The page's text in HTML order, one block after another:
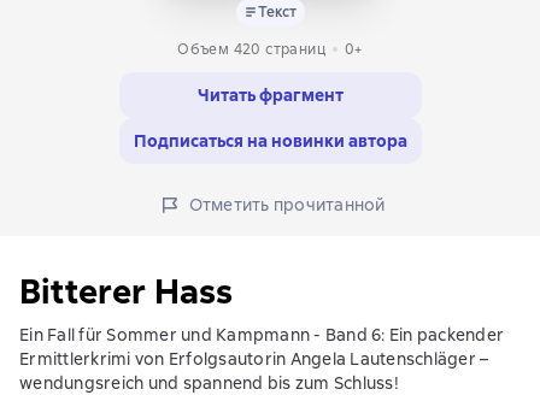
Текст
Объем 420 страниц
0+
Читать фрагмент
Подписаться на новинки автора
Отметить прочитанной
Bitterer Hass
Ein Fall für Sommer und Kampmann - Band 6: Ein packender
Ermittlerkrimi von Erfolgsautorin Angela Lautenschläger –
wendungsreich und spannend bis zum Schluss!